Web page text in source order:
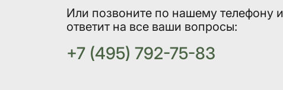
Или позвоните по нашему телефону
ответит на все ваши вопросы:
+7 (495) 792-75-83